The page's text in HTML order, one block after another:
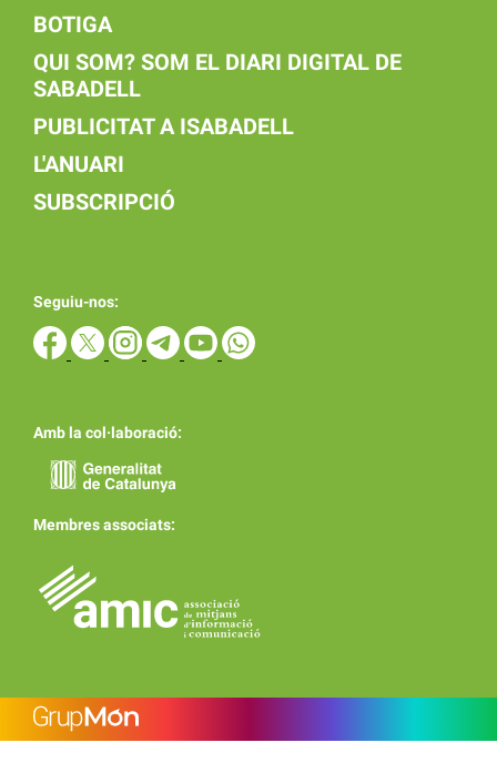
BOTIGA
QUI SOM? SOM EL DIARI DIGITAL DE
SABADELL
PUBLICITAT A ISABADELL
L'ANUARI
SUBSCRIPCIÓ
Seguiu-nos:
Amb la col·laboració:
Membres associats: